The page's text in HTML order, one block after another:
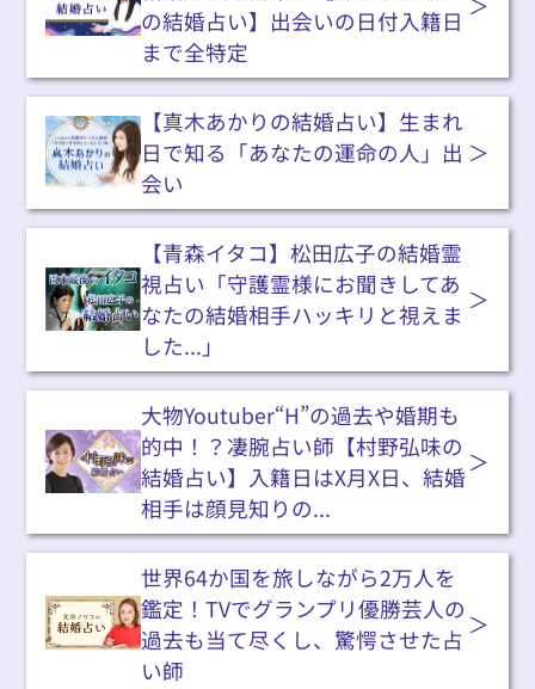
の結婚占い】出会いの日付入籍日
まで全特定
【真木あかりの結婚占い】生まれ
日で知る「あなたの運命の人」出
会い
【青森イタコ】松田広子の結婚霊
視占い「守護霊様にお聞きしてあ
なたの結婚相手ハッキリと視えま
した...」
大物Youtuber“H”の過去や婚期も
的中！？凄腕占い師【村野弘味の
結婚占い】入籍日はX月X日、結婚
相手は顔見知りの...
世界64か国を旅しながら2万人を
鑑定！TVでグランプリ優勝芸人の
過去も当て尽くし、驚愕させた占
い師